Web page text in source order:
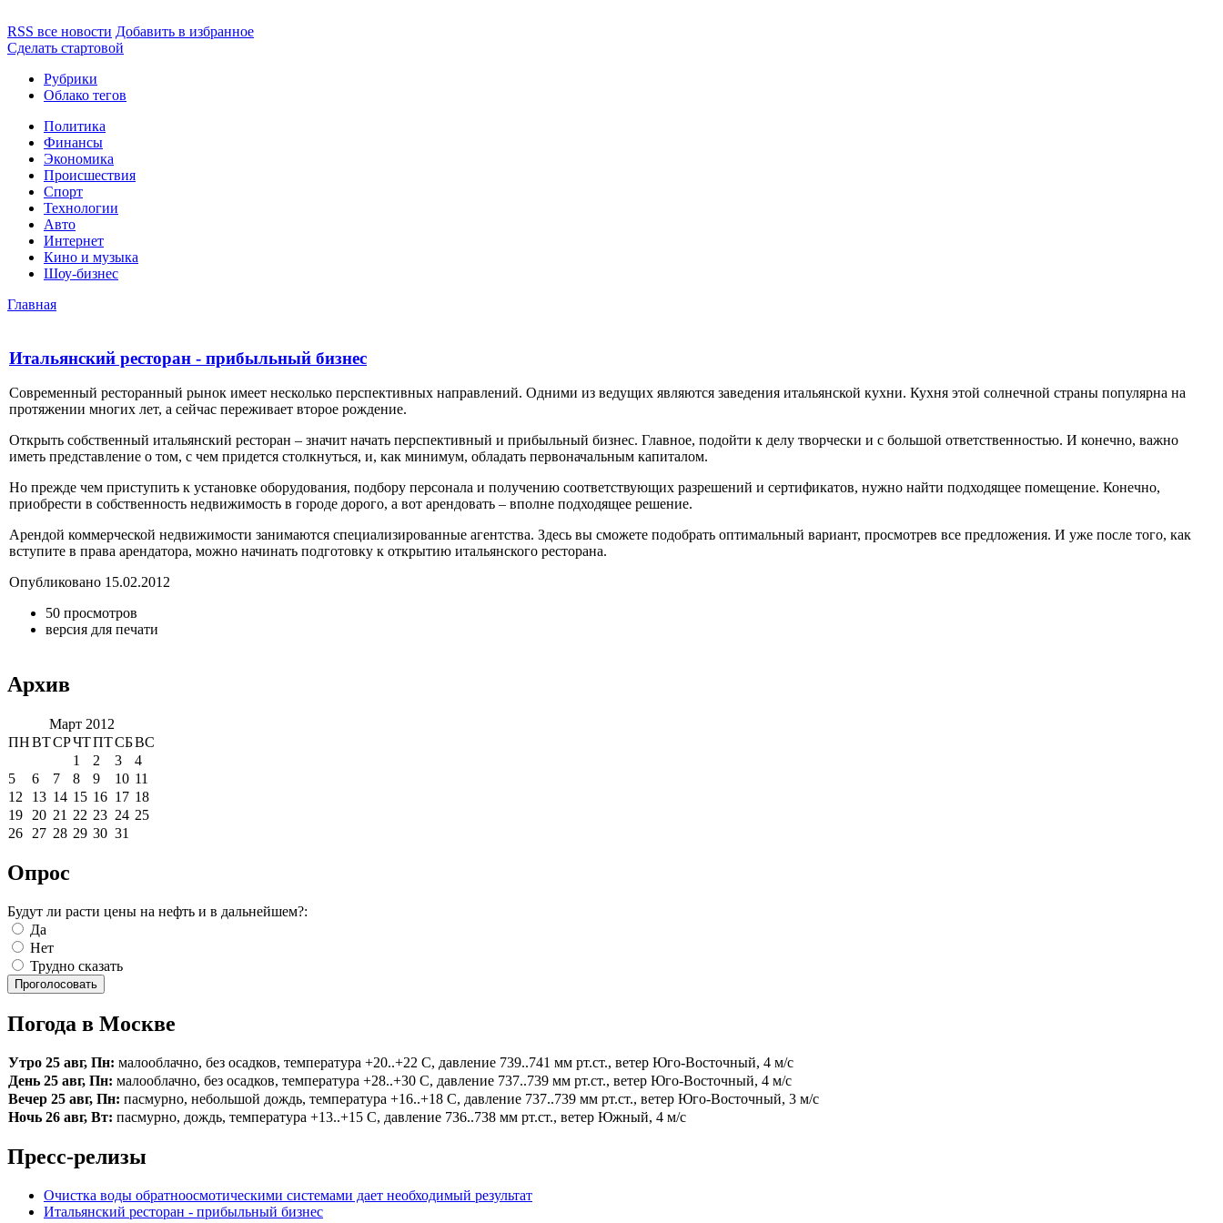
RSS все новости Добавить в избранное
Сделать стартовой
Рубрики
Облако тегов
Политика
Финансы
Экономика
Происшествия
Спорт
Технологии
Авто
Интернет
Кино и музыка
Шоу-бизнес
Главная
Итальянский ресторан - прибыльный бизнес
Современный ресторанный рынок имеет несколько перспективных направлений. Одними из ведущих являются заведения итальянской кухни. Кухня этой солнечной страны популярна на
протяжении многих лет, а сейчас переживает второе рождение.
Открыть собственный итальянский ресторан – значит начать перспективный и прибыльный бизнес. Главное, подойти к делу творчески и с большой ответственностью. И конечно, важно
иметь представление о том, с чем придется столкнуться, и, как минимум, обладать первоначальным капиталом.
Но прежде чем приступить к установке оборудования, подбору персонала и получению соответствующих разрешений и сертификатов, нужно найти подходящее помещение. Конечно,
приобрести в собственность недвижимость в городе дорого, а вот арендовать – вполне подходящее решение.
Арендой коммерческой недвижимости занимаются специализированные агентства. Здесь вы сможете подобрать оптимальный вариант, просмотрев все предложения. И уже после того, как
вступите в права арендатора, можно начинать подготовку к открытию итальянского ресторана.
Опубликовано 15.02.2012
50 просмотров
версия для печати
Архив
Март 2012
ПНВТСРЧТПТСБВС
1
2 3
4
5
6 7 8 9 10 11
12
13 14 15 16 17 18
19
20 21 22 23 24 25
26
27 28 29 30 31
Опрос
Будут ли расти цены на нефть и в дальнейшем?:
Да
Нет
Трудно сказать
Погода в Москве
Утро 25 авг, Пн: малооблачно, без осадков, температура +20..+22 С, давление 739..741 мм рт.ст., ветер Юго-Восточный, 4 м/с
День 25 авг, Пн: малооблачно, без осадков, температура +28..+30 С, давление 737..739 мм рт.ст., ветер Юго-Восточный, 4 м/с
Вечер 25 авг, Пн: пасмурно, небольшой дождь, температура +16..+18 С, давление 737..739 мм рт.ст., ветер Юго-Восточный, 3 м/с
Ночь 26 авг, Вт: пасмурно, дождь, температура +13..+15 С, давление 736..738 мм рт.ст., ветер Южный, 4 м/с
Пресс-релизы
Очистка воды обратноосмотическими системами дает необходимый результат
Итальянский ресторан - прибыльный бизнес